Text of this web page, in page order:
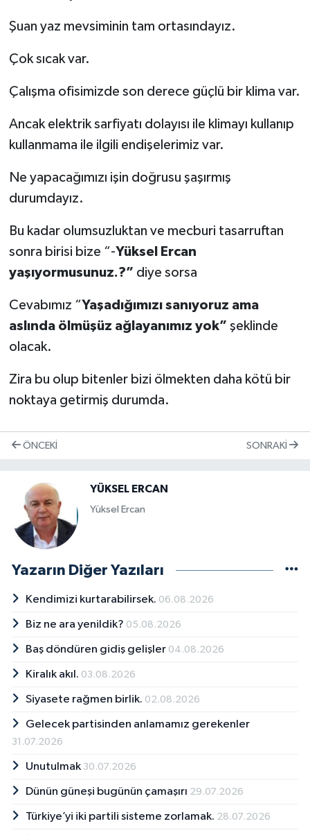
Şuan yaz mevsiminin tam ortasındayız.
Çok sıcak var.
Çalışma ofisimizde son derece güçlü bir klima var.
Ancak elektrik sarfiyatı dolayısı ile klimayı kullanıp
kullanmama ile ilgili endişelerimiz var.
Ne yapacağımızı işin doğrusu şaşırmış
durumdayız.
Bu kadar olumsuzluktan ve mecburi tasarruftan
sonra birisi bize “-Yüksel Ercan
yaşıyormusunuz.?” diye sorsa
Cevabımız “Yaşadığımızı sanıyoruz ama
aslında ölmüşüz ağlayanımız yok” şeklinde
olacak.
Zira bu olup bitenler bizi ölmekten daha kötü bir
noktaya getirmiş durumda.
ÖNCEKI SONRAKI
YÜKSEL ERCAN
Yüksel Ercan
Yazarın Diğer Yazıları
Kendimizi kurtarabilirsek. 06.08.2026
Biz ne ara yenildik? 05.08.2026
Baş döndüren gidiş gelişler 04.08.2026
Kiralık akıl. 03.08.2026
Siyasete rağmen birlik. 02.08.2026
Gelecek partisinden anlamamız gerekenler
31.07.2026
Unutulmak 30.07.2026
Dünün güneşi bugünün çamaşırı 29.07.2026
Türkiye’yi iki partili sisteme zorlamak. 28.07.2026